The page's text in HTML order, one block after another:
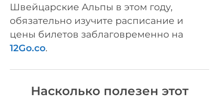
Швейцарские Альпы в этом году,
обязательно изучите расписание и
цены билетов заблаговременно на
12Go.co.
Насколько полезен этот